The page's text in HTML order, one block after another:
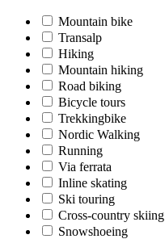
Mountain bike
Transalp
Hiking
Mountain hiking
Road biking
Bicycle tours
Trekkingbike
Nordic Walking
Running
Via ferrata
Inline skating
Ski touring
Cross-country skiing
Snowshoeing